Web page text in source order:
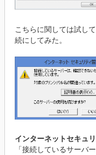
こちらに関しては試し
続にしてみた。
インターネットセキュ
「接続しているサーバ